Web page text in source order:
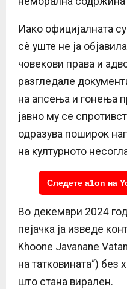
Иако официјалната
сè уште не ја
човекови права и
разгледале
на апсења и гонења
јавно му се
одразува поширок
на културното
Следете a1on на
Во декември 2024
пејачка ја изведе
Khoone Javanane
на татковината“)
што стана вирален.